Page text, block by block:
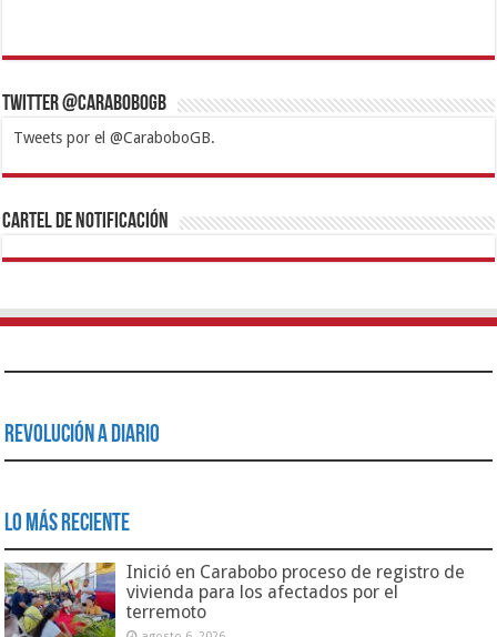
Twitter @CaraboboGB
Tweets por el @CaraboboGB.
1xbetBetturkeyBetistKralbetSupertotobetTipobetMatadorbetMariobet
https://mvbcasino.com/
Cartel de Notificación
Revolución a Diario
Lo Más Reciente
Inició en Carabobo proceso de registro de
vivienda para los afectados por el
terremoto